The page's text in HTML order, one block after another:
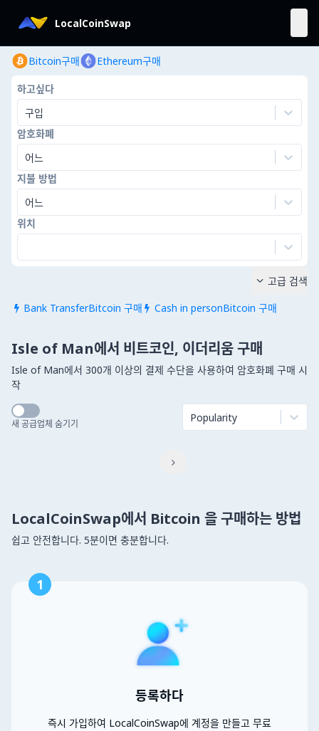
LocalCoinSwap
Bitcoin구매 Ethereum구매
하고싶다
구입
암호화폐
어느
지불 방법
어느
위치
 Bank TransferBitcoin 구매  Cash in personBitcoin 구매
 고급 검색
Isle of Man에서 비트코인, 이더리움 구매
Isle of Man에서 300개 이상의 결제 수단을 사용하여 암호화폐 구매 시
작
새 공급업체 숨기기 Popularity

LocalCoinSwap에서 Bitcoin 을 구매하는 방법
쉽고 안전합니다. 5분이면 충분합니다.
1
등록하다
즉시 가입하여 LocalCoinSwap에 계정을 만들고 무료